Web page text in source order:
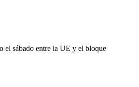
el sábado entre la UE y el bloque